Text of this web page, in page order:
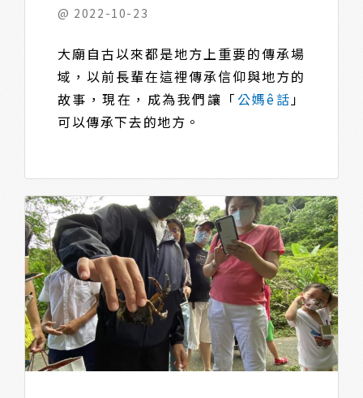
@ 2022-10-23
大廟自古以來都是地方上重要的傳承場
域，以前長輩在這裡傳承信仰與地方的
故事，現在，成為我們讓「 公媽ê話 」
可以傳承下去的地方。